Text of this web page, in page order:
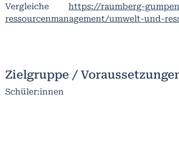
Vergleichehttps://raumberg-
ressourcenmanagement/umwelt-und-
Zielgruppe /
Schüler:innen